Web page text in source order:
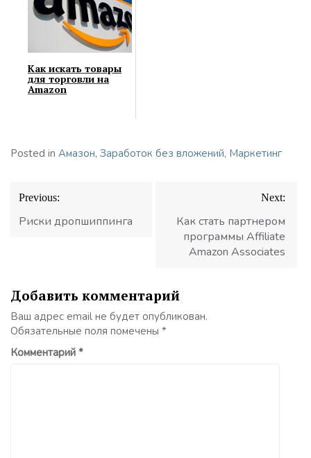
Как искать товары
для торговли на
Amazon
Posted in Амазон, Заработок без вложений, Маркетинг
Навигация
по
записям
Previous:
Риски дропшиппинга
Next:
Как стать партнером
программы Affiliate
Amazon Associates
Добавить комментарий
Ваш адрес email не будет опубликован.
Обязательные поля помечены *
Комментарий *